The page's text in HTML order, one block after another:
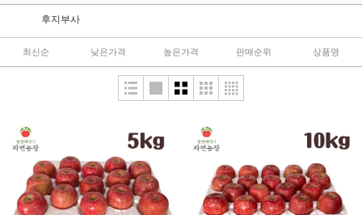
후지부사
최신순 낮은가격 높은가격 판매순위 상품명